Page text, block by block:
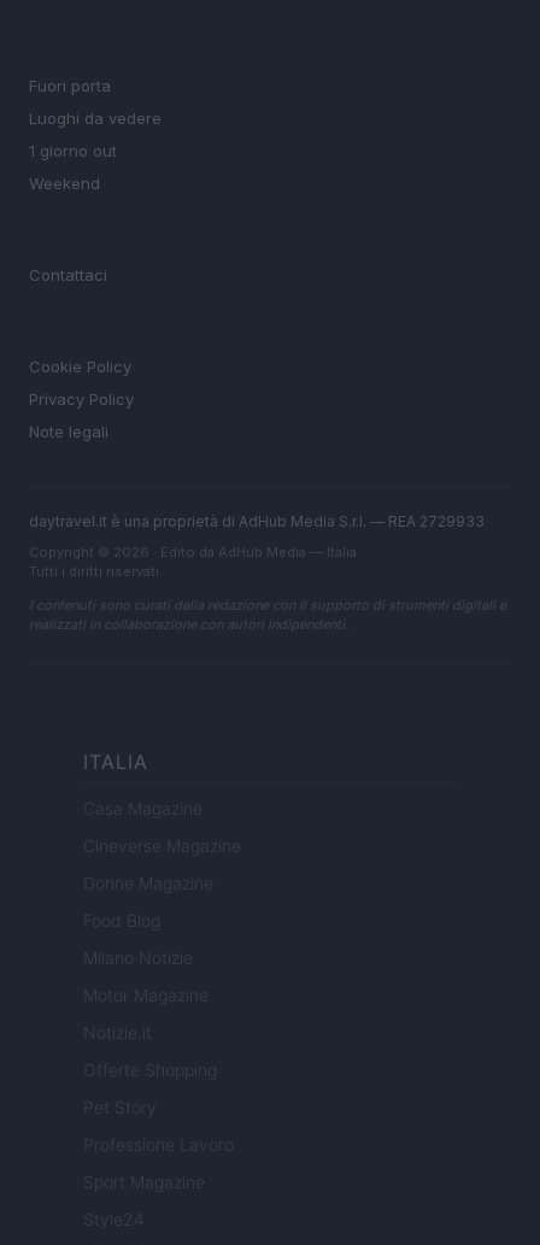
Fuori porta
Luoghi da vedere
1 giorno out
Weekend
Contattaci
Cookie Policy
Privacy Policy
Note legali
daytravel.it è una proprietà di AdHub Media S.r.l. — REA 2729933
Copyright © 2026 · Edito da AdHub Media — Italia
Tutti i diritti riservati
I contenuti sono curati dalla redazione con il supporto di strumenti digitali e
realizzati in collaborazione con autori indipendenti.
ITALIA
Casa Magazine
Cineverse Magazine
Donne Magazine
Food Blog
Milano Notizie
Motor Magazine
Notizie.it
Offerte Shopping
Pet Story
Professione Lavoro
Sport Magazine
Style24